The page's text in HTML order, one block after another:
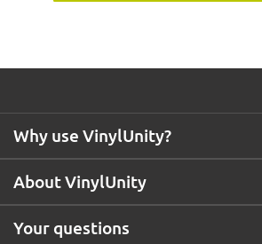
About VinylUnity
Why use VinylUnity?
Your questions